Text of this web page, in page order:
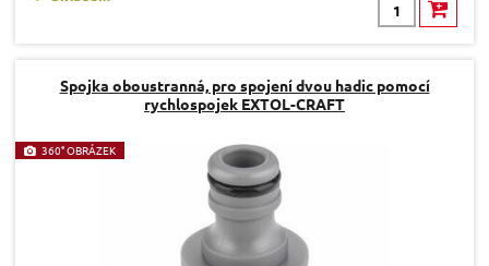
Spojka oboustranná, pro spojení dvou hadic pomocí
rychlospojek EXTOL-CRAFT
360° OBRÁZEK